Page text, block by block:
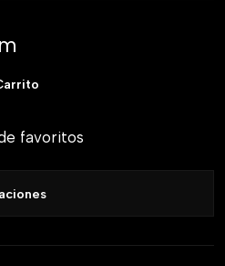
favoritos